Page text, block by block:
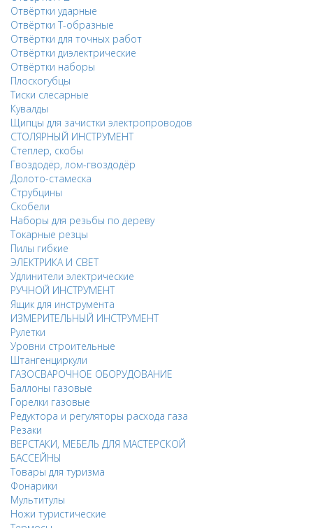
Отвёртки ударные
Отвёртки Т-образные
Отвёртки для точных работ
Отвёртки диэлектрические
Отвёртки наборы
Плоскогубцы
Тиски слесарные
Кувалды
Щипцы для зачистки электропроводов
СТОЛЯРНЫЙ ИНСТРУМЕНТ
Степлер, скобы
Гвоздодёр, лом-гвоздодёр
Долото-стамеска
Струбцины
Скобели
Наборы для резьбы по дереву
Токарные резцы
Пилы гибкие
ЭЛЕКТРИКА И СВЕТ
Удлинители электрические
РУЧНОЙ ИНСТРУМЕНТ
Ящик для инструмента
ИЗМЕРИТЕЛЬНЫЙ ИНСТРУМЕНТ
Рулетки
Уровни строительные
Штангенциркули
ГАЗОСВАРОЧНОЕ ОБОРУДОВАНИЕ
Баллоны газовые
Горелки газовые
Редуктора и регуляторы расхода газа
Резаки
ВЕРСТАКИ, МЕБЕЛЬ ДЛЯ МАСТЕРСКОЙ
БАССЕЙНЫ
Товары для туризма
Фонарики
Мультитулы
Ножи туристические